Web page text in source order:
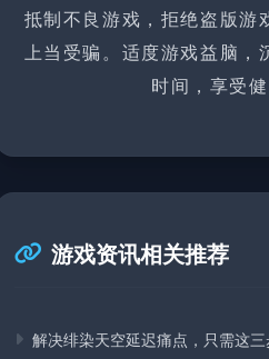
抵制不良游戏，拒绝盗版游
上当受骗。适度游戏益脑，
时间，享受健
游戏资讯相关推荐
解决绯染天空延迟痛点，只需这三